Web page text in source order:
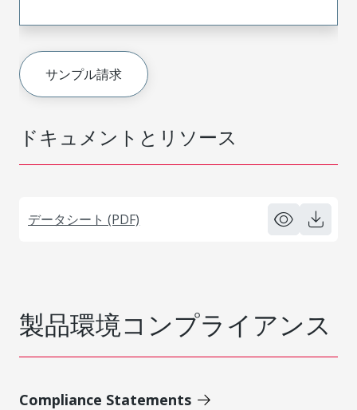
ドキュメントとリソース
データシート (PDF)
サンプル請求
製品環境コンプライアンス
Compliance Statements